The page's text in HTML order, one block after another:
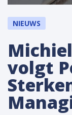
NIEUWS
volgt